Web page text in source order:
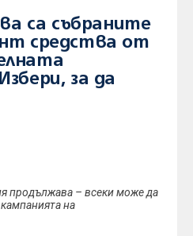
са събраните
средства от
за да
продължава – всеки може да
на